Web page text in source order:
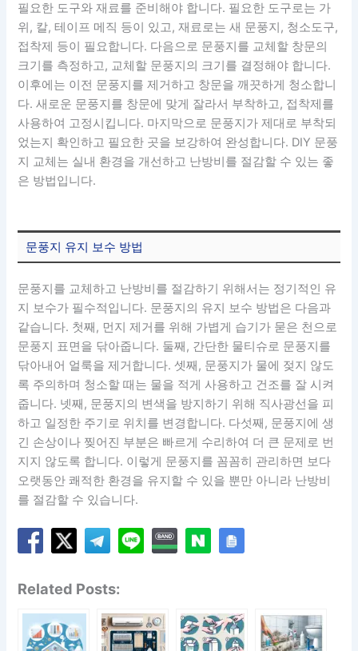
필요한 도구와 재료를 준비해야 합니다. 필요한 도구로는 가
위, 칼, 테이프 메직 등이 있고, 재료로는 새 문풍지, 청소도구,
접착제 등이 필요합니다. 다음으로 문풍지를 교체할 창문의
크기를 측정하고, 교체할 문풍지의 크기를 결정해야 합니다.
이후에는 이전 문풍지를 제거하고 창문을 깨끗하게 청소합니
다. 새로운 문풍지를 창문에 맞게 잘라서 부착하고, 접착제를
사용하여 고정시킵니다. 마지막으로 문풍지가 제대로 부착되
었는지 확인하고 필요한 곳을 보강하여 완성합니다. DIY 문풍
지 교체는 실내 환경을 개선하고 난방비를 절감할 수 있는 좋
은 방법입니다.
문풍지 유지 보수 방법
문풍지를 교체하고 난방비를 절감하기 위해서는 정기적인 유
지 보수가 필수적입니다. 문풍지의 유지 보수 방법은 다음과
같습니다. 첫째, 먼지 제거를 위해 가볍게 습기가 묻은 천으로
문풍지 표면을 닦아줍니다. 둘째, 간단한 물티슈로 문풍지를
닦아내어 얼룩을 제거합니다. 셋째, 문풍지가 물에 젖지 않도
록 주의하며 청소할 때는 물을 적게 사용하고 건조를 잘 시켜
줍니다. 넷째, 문풍지의 변색을 방지하기 위해 직사광선을 피
하고 일정한 주기로 위치를 변경합니다. 다섯째, 문풍지에 생
긴 손상이나 찢어진 부분은 빠르게 수리하여 더 큰 문제로 번
지지 않도록 합니다. 이렇게 문풍지를 꼼꼼히 관리하면 보다
오랫동안 쾌적한 환경을 유지할 수 있을 뿐만 아니라 난방비
를 절감할 수 있습니다.
Related Posts: